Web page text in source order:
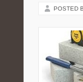
POSTED